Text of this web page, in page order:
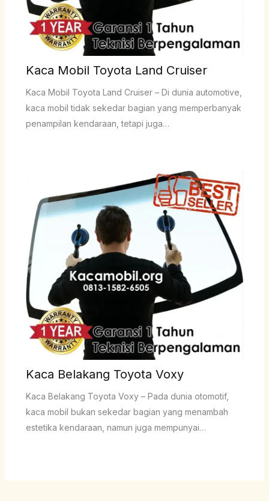
Kaca Mobil Toyota Land Cruiser
Kaca Mobil Toyota Land Cruiser – Di dunia automotive,
kaca mobil tidak sekedar bagian yang memperbanyak
penampilan kendaraan, tetapi juga…
Kaca Belakang Toyota Voxy
Kaca Belakang Toyota Voxy – Pada dunia otomotif,
kaca mobil bukan sekedar bagian yang menambah
estetika kendaraan, namun juga mempunyai…